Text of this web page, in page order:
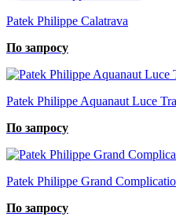
Patek Philippe Calatrava
По запросу
Patek Philippe Aquanaut Luce
По запросу
Patek Philippe Grand
По запросу